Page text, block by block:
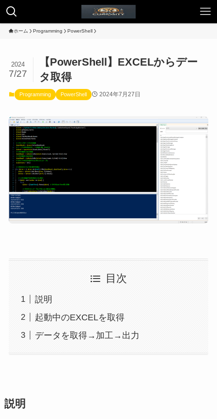
ホーム Programming PowerShell
【PowerShell】EXCELからデー
タ取得
2024
7/27
Programming PowerShell 2024年7月27日
目次
説明
起動中のEXCELを取得
データを取得→加工→出力
説明